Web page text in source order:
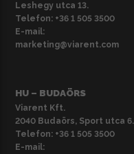
Leshegy utca 13.
Telefon: +36 1 505 3500
E-mail:
marketing@viarent.com
HU – BUDAÖRS
Viarent Kft.
2040 Budaörs, Sport utca 6.
Telefon: +36 1 505 3500
E-mail: